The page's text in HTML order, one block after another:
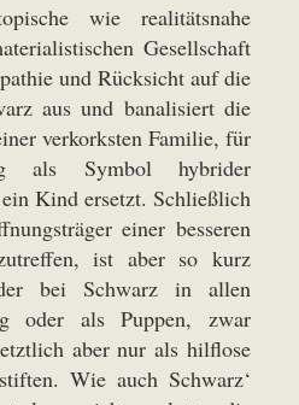
wie realitätsnahe
Gesellschaft
und Rücksicht auf die
aus und banalisiert die
verkorksten Familie, für
Symbol hybrider
Kind ersetzt. Schließlich
einer besseren
ist aber so kurz
bei Schwarz in allen
oder als Puppen, zwar
aber nur als hilflose
Wie auch Schwarz‘